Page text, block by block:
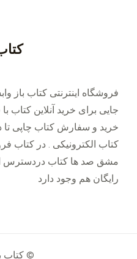
فروشگاه اینترنتی کتاب باز
جایی برای خرید ‌آنلاین کتاب
خرید و سفارش کتاب چاپی تا
کتاب الکترونیکی . در کتاب
مشق صد ها کتاب دردسترس
رایگان هم وجود دارد
© کتاب باز